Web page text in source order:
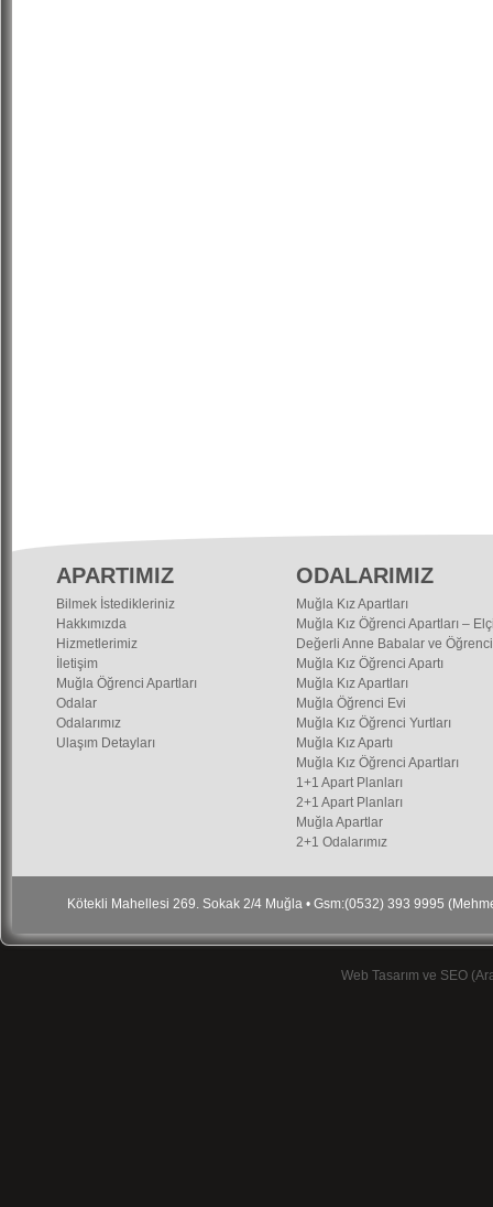
APARTIMIZ
Bilmek İstedikleriniz
Hakkımızda
Hizmetlerimiz
İletişim
Muğla Öğrenci Apartları
Odalar
Odalarımız
Ulaşım Detayları
ODALARIMIZ
Muğla Kız Apartları
Muğla Kız Öğrenci Apartları –
Değerli Anne Babalar ve
Muğla Kız Öğrenci Apartı
Muğla Kız Apartları
Muğla Öğrenci Evi
Muğla Kız Öğrenci Yurtları
Muğla Kız Apartı
Muğla Kız Öğrenci Apartları
1+1 Apart Planları
2+1 Apart Planları
Muğla Apartlar
2+1 Odalarımız
Kötekli Mahellesi 269. Sokak 2/4 Muğla • Gsm:(0532) 393 9995
Web Tasarım ve SEO